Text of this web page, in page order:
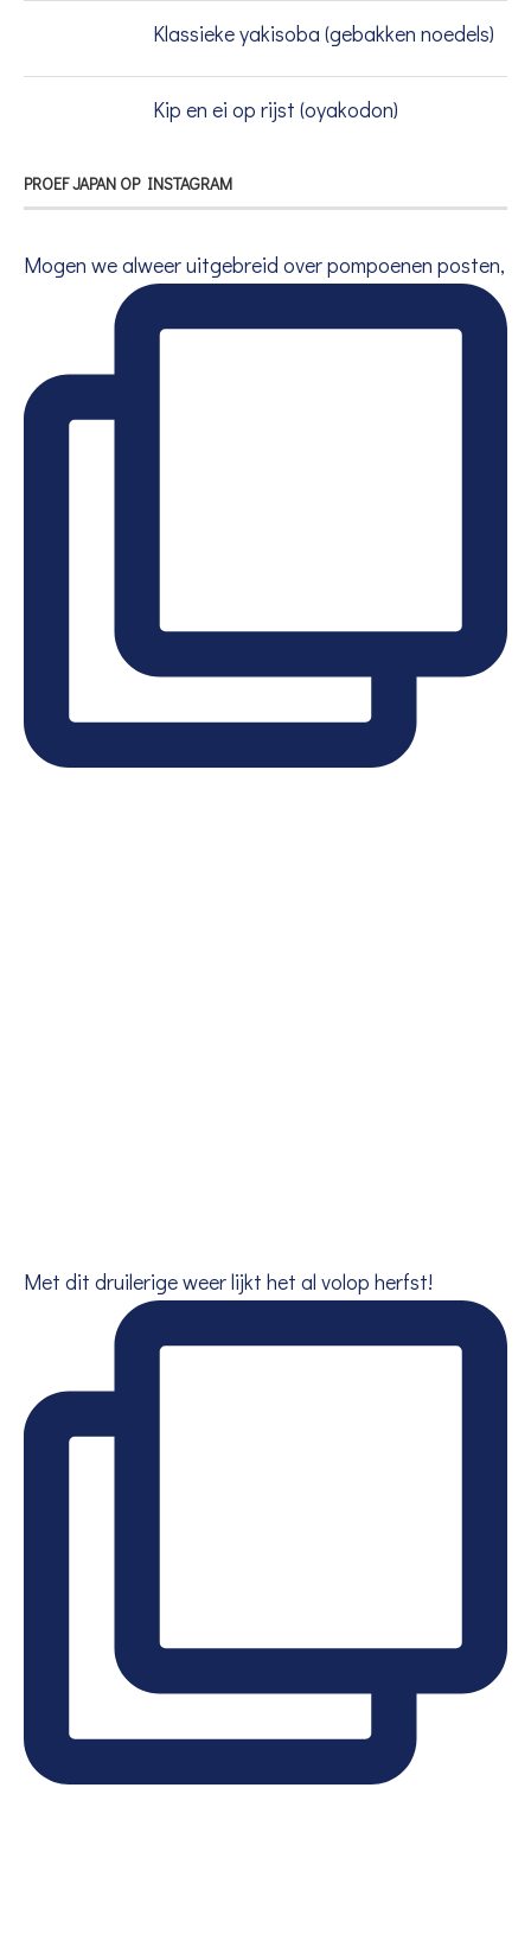
Klassieke yakisoba (gebakken noedels)
Kip en ei op rijst (oyakodon)
PROEF JAPAN OP INSTAGRAM
Mogen we alweer uitgebreid over pompoenen posten,
Met dit druilerige weer lijkt het al volop herfst!